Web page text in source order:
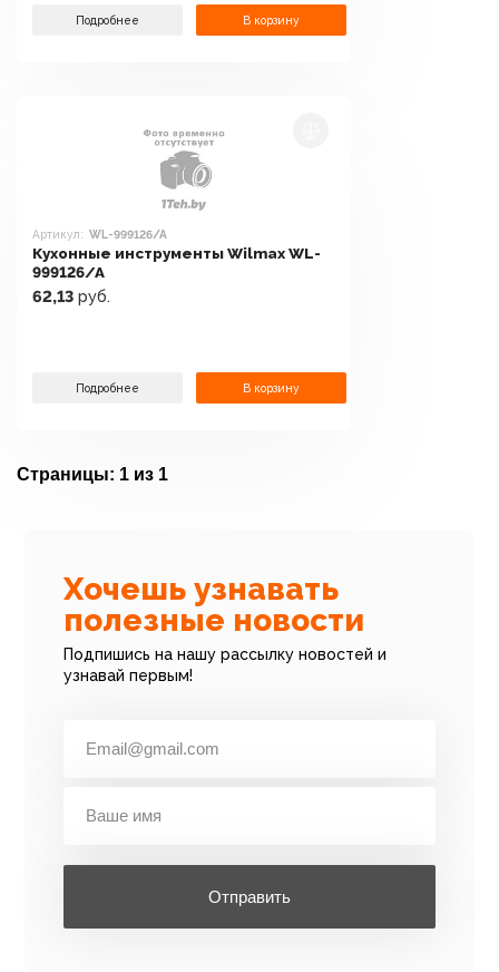
Подробнее В корзину
Артикул: WL-999126/A
Кухонные инструменты Wilmax WL-
999126/A
62,13 руб.
Подробнее В корзину
Страницы: 1 из 1
Хочешь узнавать
полезные новости
Подпишись на нашу рассылку новостей и
узнавай первым!
Отправить